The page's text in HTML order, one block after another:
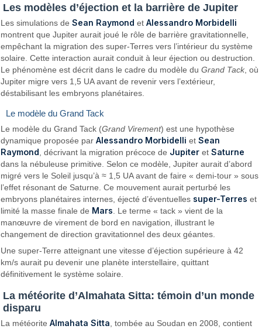
Les modèles d’éjection et la barrière de Jupiter
Les simulations deSean Raymond etAlessandro Morbidelli
montrent que Jupiter aurait joué le rôle de barrière gravitationnelle,
empêchant la migration des super-Terres vers l’intérieur du système
solaire. Cette interaction aurait conduit à leur éjection ou destruction.
Le phénomène est décrit dans le cadre du modèle duGrand Tack, où
Jupiter migre vers 1,5 UA avant de revenir vers l’extérieur,
déstabilisant les embryons planétaires.
Le modèle du Grand Tack
Le modèle du Grand Tack (Grand Virement) est une hypothèse
dynamique proposée parAlessandro Morbidelli etSean
Raymond , décrivant la migration précoce de Jupiter etSaturne
dans la nébuleuse primitive. Selon ce modèle, Jupiter aurait d’abord
migré vers le Soleil jusqu’à ≈ 1,5 UA avant de faire « demi-tour » sous
l’effet résonant de Saturne. Ce mouvement aurait perturbé les
embryons planétaires internes, éjecté d’éventuelles super-Terres et
limité la masse finale de Mars . Le terme « tack » vient de la
manœuvre de virement de bord en navigation, illustrant le
changement de direction gravitationnel des deux géantes.
Une super-Terre atteignant une vitesse d’éjection supérieure à 42
km/s aurait pu devenir une planète interstellaire, quittant
définitivement le système solaire.
La météorite d’Almahata Sitta: témoin d’un monde
disparu
La météoriteAlmahata Sitta, tombée au Soudan en 2008, contient